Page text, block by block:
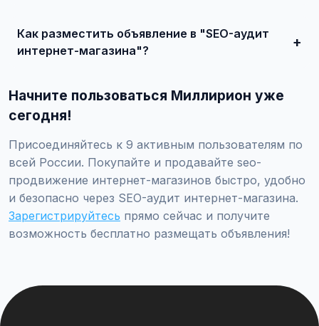
Как разместить объявление в "SEO-аудит
интернет-магазина"?
/ SEO-продвижение интернет-магазинов / SEO-аудит
интернет-магазина", заполните форму и опубликуйте.
Первые объявления — бесплатно!
Начните пользоваться Миллирион уже
сегодня!
Присоединяйтесь к 9 активным пользователям по
всей России. Покупайте и продавайте seo-
продвижение интернет-магазинов быстро, удобно
и безопасно через SEO-аудит интернет-магазина.
Зарегистрируйтесь прямо сейчас и получите
возможность бесплатно размещать объявления!